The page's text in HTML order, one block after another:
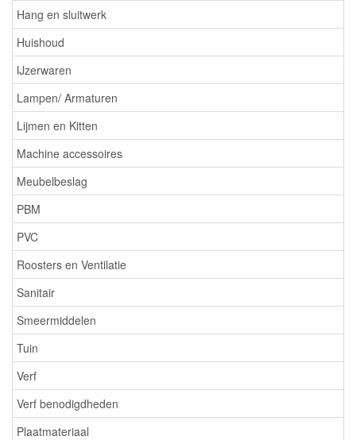
Hang en sluitwerk
Huishoud
IJzerwaren
Lampen/ Armaturen
Lijmen en Kitten
Machine accessoires
Meubelbeslag
PBM
PVC
Roosters en Ventilatie
Sanitair
Smeermiddelen
Tuin
Verf
Verf benodigdheden
Plaatmateriaal